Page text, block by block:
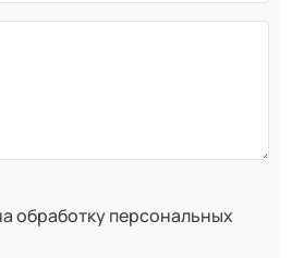
обработку персональных